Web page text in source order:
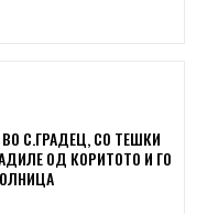
С.ГРАДЕЦ, СО ТЕШКИ
ОД КОРИТОТО И ГО